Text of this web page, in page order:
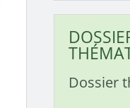
Dossier